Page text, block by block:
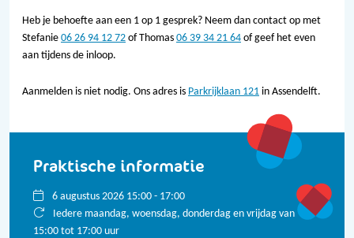
Heb je behoefte aan een 1 op 1 gesprek? Neem dan contact op met
Stefanie 06 26 94 12 72 of Thomas 06 39 34 21 64 of geef het even
aan tijdens de inloop.
Aanmelden is niet nodig. Ons adres is Parkrijklaan 121 in Assendelft.
Praktische informatie
6 augustus 2026 15:00 - 17:00
Iedere maandag, woensdag, donderdag en vrijdag van
15:00 tot 17:00 uur